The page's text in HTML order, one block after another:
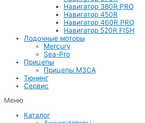
Навигатор 380R PRO
Навигатор 450R
Навигатор 460R PRO
Навигатор 520R FISH
Лодочные моторы
Mercury
Sea-Pro
Прицепы
Прицепы МЗСА
Тюнинг
Сервис
Меню
Каталог